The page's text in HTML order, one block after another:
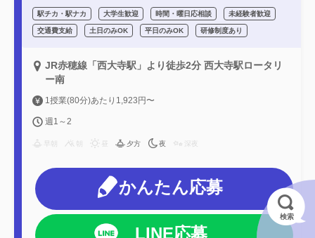
駅チカ・駅ナカ 大学生歓迎 時間・曜日応相談 未経験者歓迎
交通費支給 土日のみOK 平日のみOK 研修制度あり
JR赤穂線「西大寺駅」より徒歩2分 西大寺駅ロータリ
ー南
1授業(80分)あたり1,923円〜
週1～2
早朝 夕方 夜 深夜
かんたん応募
LINE応募
検索